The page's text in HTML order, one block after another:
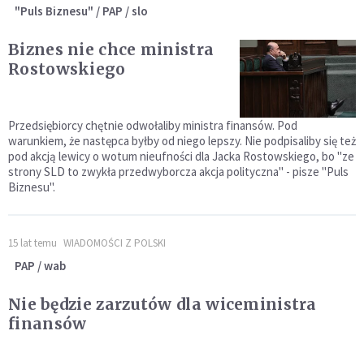
"Puls Biznesu" / PAP / slo
Biznes nie chce ministra
Rostowskiego
Przedsiębiorcy chętnie odwołaliby ministra finansów. Pod
warunkiem, że następca byłby od niego lepszy. Nie podpisaliby się też
pod akcją lewicy o wotum nieufności dla Jacka Rostowskiego, bo "ze
strony SLD to zwykła przedwyborcza akcja polityczna" - pisze "Puls
Biznesu".
15 lat temu WIADOMOŚCI Z POLSKI
PAP / wab
Nie będzie zarzutów dla wiceministra
finansów